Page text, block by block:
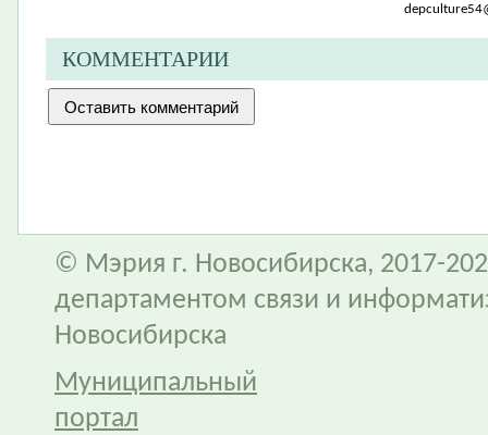
КОММЕНТАРИИ
© Мэрия г. Новосибирска, 2017-
департаментом связи и
Новосибирска
Муниципальный
портал